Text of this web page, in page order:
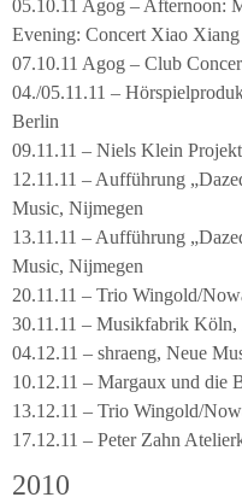
05.10.11 Agog – Afternoon:
Evening: Concert Xiao
07.10.11 Agog – Club
04./05.11.11 –
Berlin
09.11.11 – Niels Klein
12.11.11 – Aufführung
Music, Nijmegen
13.11.11 – Aufführung
Music, Nijmegen
20.11.11 – Trio Wingold/
30.11.11 – Musikfabrik Köln,
04.12.11 – shraeng, Neue
10.12.11 – Margaux und die
13.12.11 – Trio Wingold/
17.12.11 – Peter Zahn
2010